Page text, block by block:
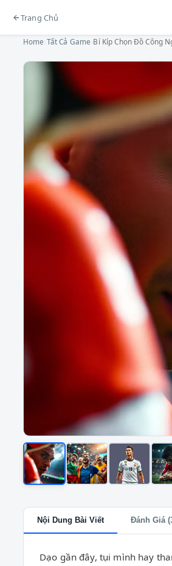
Trang Chủ
Home Tất Cả Game Bí Kíp Chọn Đồ Công
Nội Dung Bài Viết Đánh Giá
Dạo gần đây, tụi mình hay